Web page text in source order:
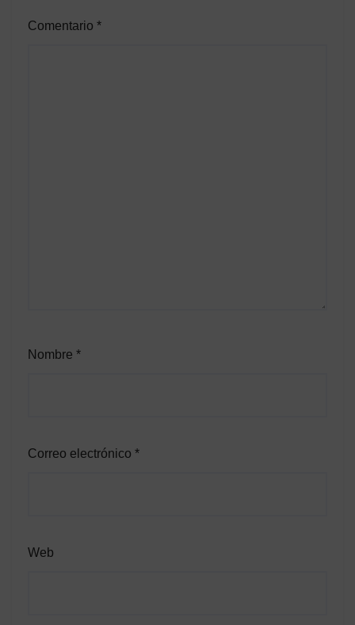
Comentario *
Nombre *
Correo electrónico *
Web